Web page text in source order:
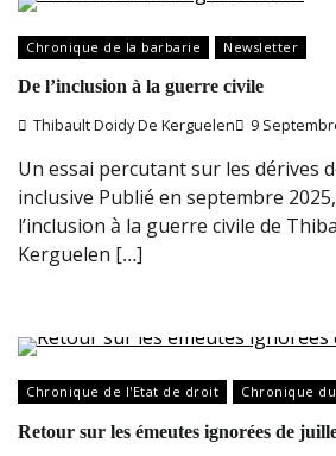
Chronique de la barbarie Newsletter
De l’inclusion à la guerre civile
Thibault Doidy De Kerguelen 9
Un essai percutant sur les dérives
inclusive Publié en septembre
l’inclusion à la guerre civile de
Kerguelen […]
Chronique de l'Etat de droit Chronique
Retour sur les émeutes ignorées de